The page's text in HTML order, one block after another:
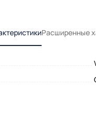
Расширенные